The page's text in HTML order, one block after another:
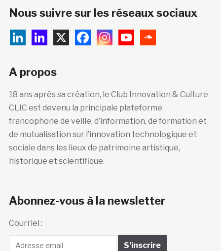
Nous suivre sur les réseaux sociaux
A propos
18 ans après sa création, le Club Innovation & Culture
CLIC est devenu la principale plateforme
francophone de veille, d’information, de formation et
de mutualisation sur l’innovation technologique et
sociale dans les lieux de patrimoine artistique,
historique et scientifique.
Abonnez-vous à la newsletter
Courriel :